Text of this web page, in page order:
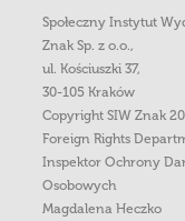
Społeczny Instytut
Znak Sp. z o.o.,
ul. Kościuszki 37,
30-105 Kraków
Copyright SIW Znak
Foreign Rights
Inspektor Ochrony
Osobowych
Magdalena Heczko